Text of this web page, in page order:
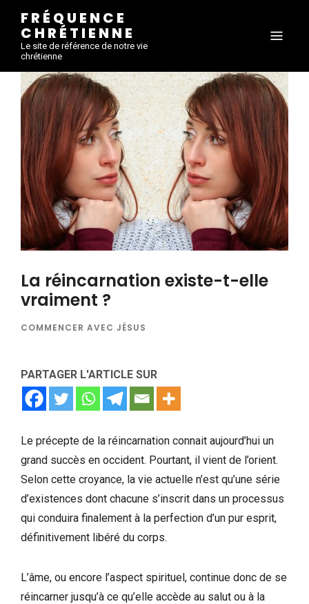
FRÉQUENCE
CHRÉTIENNE
Le site de référence de notre vie
chrétienne
La réincarnation existe-t-elle
vraiment ?
COMMENCER AVEC JÉSUS
PARTAGER L'ARTICLE SUR
Le précepte de la réincarnation connait aujourd’hui un
grand succès en occident. Pourtant, il vient de l’orient.
Selon cette croyance, la vie actuelle n’est qu’une série
d’existences dont chacune s’inscrit dans un processus
qui conduira finalement à la perfection d’un pur esprit,
définitivement libéré du corps.
L’âme, ou encore l’aspect spirituel, continue donc de se
réincarner jusqu’à ce qu’elle accède au salut ou à la